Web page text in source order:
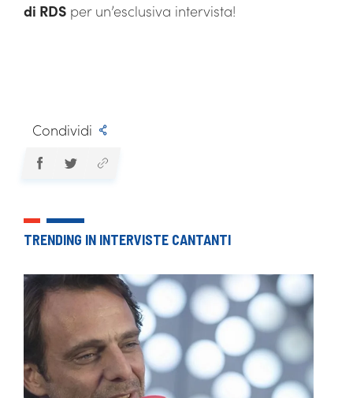
di RDS per un’esclusiva intervista!
Condividi
TRENDING IN INTERVISTE CANTANTI